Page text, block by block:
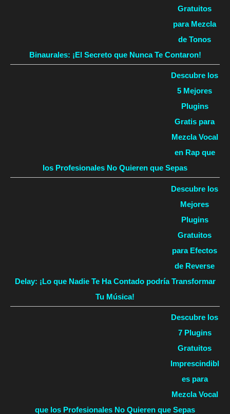
Gratuitos
para Mezcla
de Tonos
Binaurales: ¡El Secreto que Nunca Te Contaron!
Descubre los
5 Mejores
Plugins
Gratis para
Mezcla Vocal
en Rap que
los Profesionales No Quieren que Sepas
Descubre los
Mejores
Plugins
Gratuitos
para Efectos
de Reverse
Delay: ¡Lo que Nadie Te Ha Contado podría Transformar
Tu Música!
Descubre los
7 Plugins
Gratuitos
Imprescindibl
es para
Mezcla Vocal
que los Profesionales No Quieren que Sepas